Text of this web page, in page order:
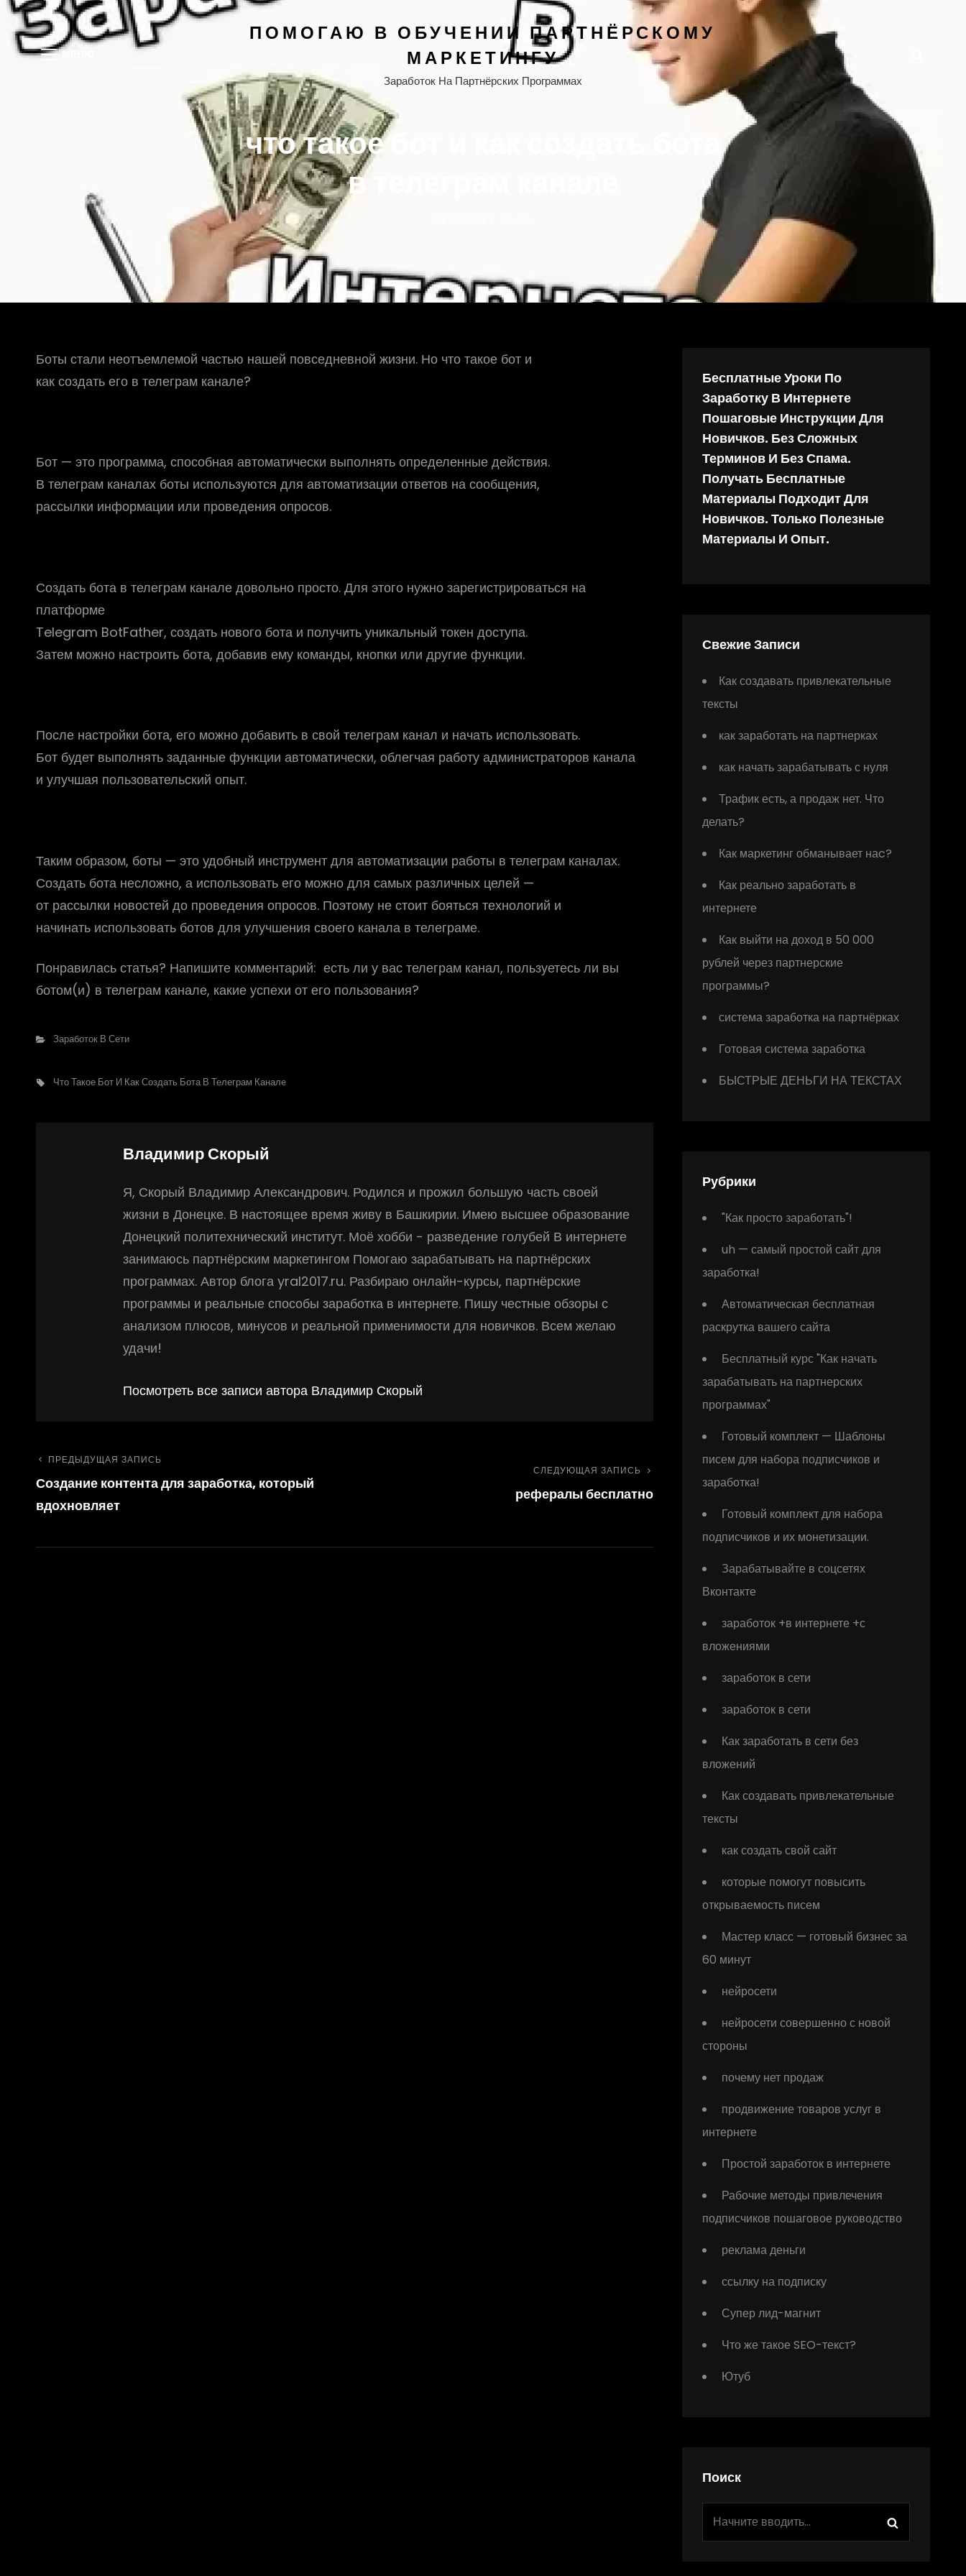
МЕНЮ
ПОМОГАЮ В ОБУЧЕНИИ ПАРТНЁРСКОМУ
МАРКЕТИНГУ
Заработок На Партнёрских Программах
что такое бот и как создать бота
в телеграм канале
Боты стали неотъемлемой частью нашей повседневной жизни. Но что такое бот и
как создать его в телеграм канале?
Бот — это программа, способная автоматически выполнять определенные действия.
В телеграм каналах боты используются для автоматизации ответов на сообщения,
рассылки информации или проведения опросов.
Создать бота в телеграм канале довольно просто. Для этого нужно зарегистрироваться на
платформе
Telegram BotFather, создать нового бота и получить уникальный токен доступа.
Затем можно настроить бота, добавив ему команды, кнопки или другие функции.
После настройки бота, его можно добавить в свой телеграм канал и начать использовать.
Бот будет выполнять заданные функции автоматически, облегчая работу администраторов канала
и улучшая пользовательский опыт.
Таким образом, боты — это удобный инструмент для автоматизации работы в телеграм каналах.
Создать бота несложно, а использовать его можно для самых различных целей —
от рассылки новостей до проведения опросов. Поэтому не стоит бояться технологий и
начинать использовать ботов для улучшения своего канала в телеграме.
Понравилась статья? Напишите комментарий: есть ли у вас телеграм канал, пользуетесь ли вы
ботом(и) в телеграм канале, какие успехи от его пользования?
Рубрики
Заработок В Сети
Метки,
Что Такое Бот И Как Создать Бота В Телеграм Канале
Автор:
Владимир Скорый
Я, Скорый Владимир Александрович. Родился и прожил большую часть своей
жизни в Донецке. В настоящее время живу в Башкирии. Имею высшее образование
Донецкий политехнический институт. Моё хобби - разведение голубей В интернете
занимаюсь партнёрским маркетингом Помогаю зарабатывать на партнёрских
программах. Автор блога yral2017.ru. Разбираю онлайн-курсы, партнёрские
программы и реальные способы заработка в интернете. Пишу честные обзоры с
анализом плюсов, минусов и реальной применимости для новичков. Всем желаю
удачи!
Посмотреть все записи автора Владимир Скорый
Навигация
по
записям
Предыдущая
запись
ПРЕДЫДУЩАЯ ЗАПИСЬ
Создание контента для заработка, который
вдохновляет
запись
СЛЕДУЮЩАЯ ЗАПИСЬ
рефералы бесплатно
Бесплатные Уроки По
Заработку В Интернете
Пошаговые Инструкции Для
Новичков. Без Сложных
Терминов И Без Спама.
Получать Бесплатные
Материалы Подходит Для
Новичков. Только Полезные
Материалы И Опыт.
Свежие Записи
Как создавать привлекательные
тексты
как заработать на партнерках
как начать зарабатывать с нуля
Трафик есть, а продаж нет. Что
делать?
Как маркетинг обманывает наc?
Как реально заработать в
интернете
Как выйти на доход в 50 000
рублей через партнерские
программы?
система заработка на партнёрках
Готовая система заработка
БЫСТРЫЕ ДЕНЬГИ НА ТЕКСТАХ
Рубрики
"Как просто заработать"!
uh — самый простой сайт для
заработка!
Автоматическая бесплатная
раскрутка вашего сайта
Бесплатный курс "Как начать
зарабатывать на партнерских
программах"
Готовый комплект — Шаблоны
писем для набора подписчиков и
заработка!
Готовый комплект для набора
подписчиков и их монетизации.
Зарабатывайте в соцсетях
Вконтакте
заработок +в интернете +с
вложениями
заработок в сети
заработок в сети
Как заработать в сети без
вложений
Как создавать привлекательные
тексты
как создать свой сайт
которые помогут повысить
открываемость писем
Мастер класс — готовый бизнес за
60 минут
нейросети
нейросети совершенно с новой
стороны
почему нет продаж
продвижение товаров услуг в
интернете
Простой заработок в интернете
Рабочие методы привлечения
подписчиков пошаговое руководство
реклама деньги
ссылку на подписку
Супер лид-магнит
Что же такое SEO-текст?
Ютуб
Поиск